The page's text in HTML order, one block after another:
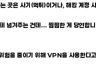
곳은 사기(먹튀)이거나, 해킹 계정
넘겨주는 건데... 찜찜한 게 당연
을 줄이기 위해 VPN을 사용한